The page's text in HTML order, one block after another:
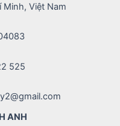
Việt Nam
525
ANH